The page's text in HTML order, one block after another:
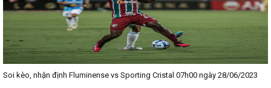
Soi kèo, nhận định Fluminense vs Sporting Cristal 07h00 ngày 28/06/2023